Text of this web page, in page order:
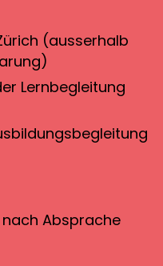
(ausserhalb
Lernbegleitung
Absprache